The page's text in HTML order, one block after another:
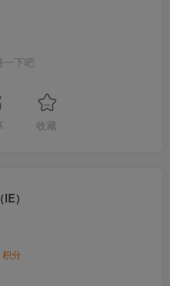
一下吧
收藏
）
积分